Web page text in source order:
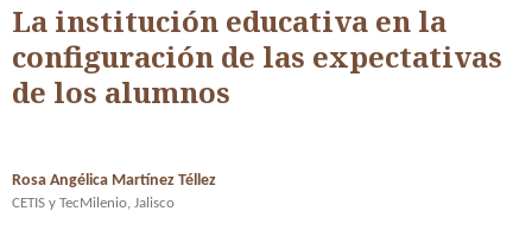
La institución educativa en la
configuración de las expectativas
de los alumnos
Rosa Angélica Martínez Téllez
CETIS y TecMilenio, Jalisco